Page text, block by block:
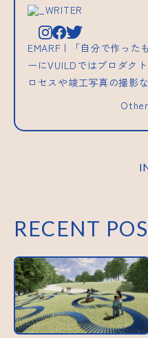
_WRITER
EMARF | 「自分で作った
ーにVUILDではプロダク
ロセスや竣工写真の撮影
RECENT